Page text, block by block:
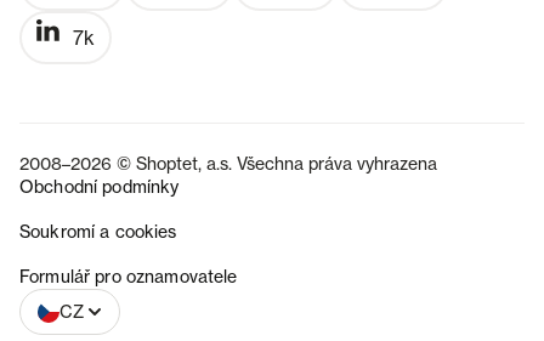
7k
2008–2026 © Shoptet, a.s. Všechna práva vyhrazena
Obchodní podmínky
Soukromí a cookies
Formulář pro oznamovatele
CZ